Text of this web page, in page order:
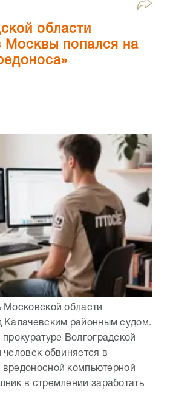
области
Москвы попался на
Московской области
Калачевским районным судом.
Волгоградской
обвиняется в
вредоносной компьютерной
в стремлении заработать